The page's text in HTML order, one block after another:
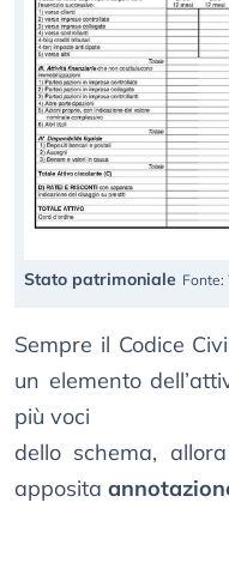
Stato patrimoniale
Sempre il Codice
un elemento
più voci
dello schema,
apposita